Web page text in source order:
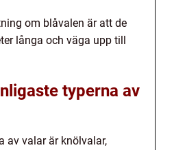
om blåvalen är att de
långa och väga upp till
typerna av
av valar är knölvalar,